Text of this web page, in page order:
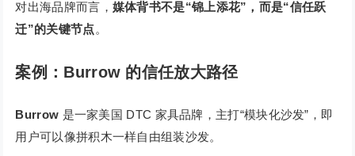
对出海品牌而言， 媒体背书不是“锦上添花”，而是“信任跃
迁”的关键节点。
案例：Burrow 的信任放大路径
Burrow 是一家美国 DTC 家具品牌，主打“模块化沙发”，即
用户可以像拼积木一样自由组装沙发。